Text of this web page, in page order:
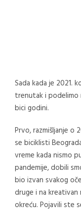
Sada kada je 2021.
trenutak i podelimo
bici godini.
Prvo, razmišljanje o
se biciklisti
vreme kada nismo
pandemije, dobili
bio izvan svakog
druge i na
okreću. Pojavili ste